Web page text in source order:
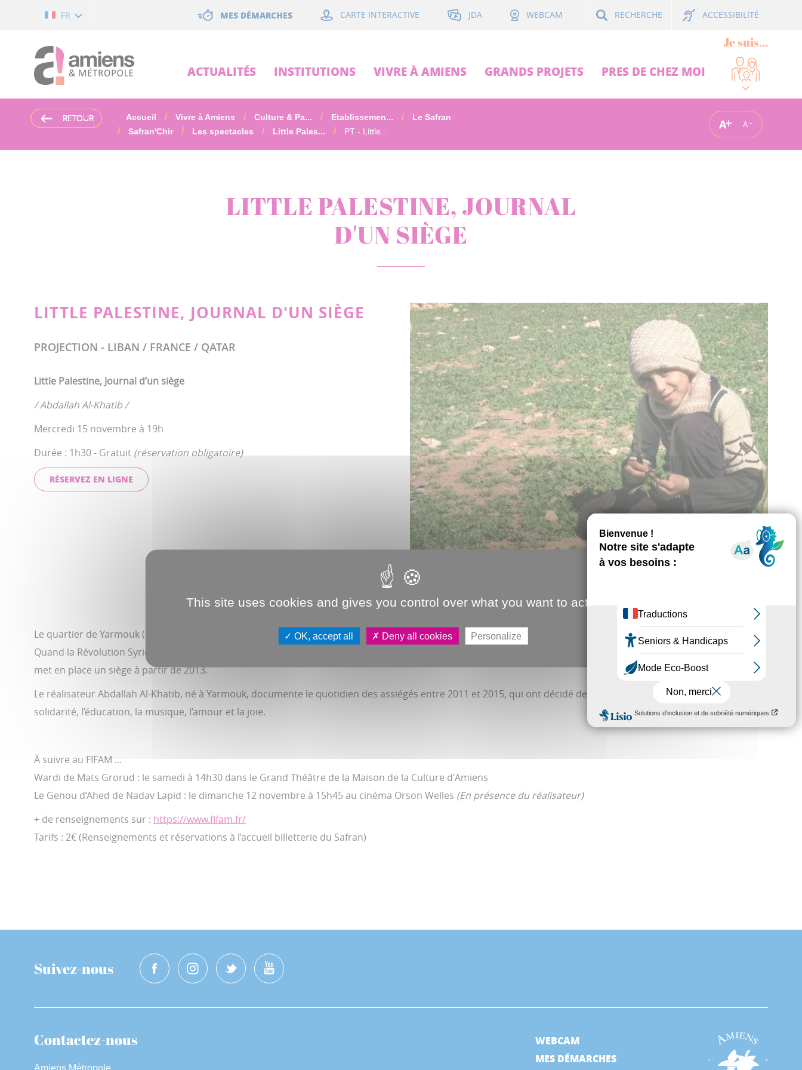
FR MES DÉMARCHES CARTE INTERACTIVE JDA WEBCAM RECHERCHE ACCESSIBILITÉ
ACTUALITÉS INSTITUTIONS VIVRE À AMIENS GRANDS PROJETS PRES DE CHEZ MOI
Je suis...
RETOUR
RETOUR
RETOUR
RETOUR
RETOUR
RETOUR
RETOUR Accueil Vivre à Amiens Culture & Pa... Etablissemen...
Le Safran
Safran'Chir
Les spectacles Little Pales... PT - Little... A A
LITTLE PALESTINE, JOURNAL
D'UN SIÈGE
LITTLE PALESTINE, JOURNAL D'UN SIÈGE
PROJECTION - LIBAN / FRANCE / QATAR
Little Palestine, Journal d’un siège
/ Abdallah Al-Khatib /
Mercredi 15 novembre à 19h
Durée : 1h30 - Gratuit (réservation obligatoire)
RÉSERVEZ EN LIGNE
Le quartier de Yarmouk (Damas, Syrie) a abrité le plus grand camp de réfugiés palestiniens au monde de 1957 à 2018.
Quand la Révolution Syrienne éclate, le régime de Bachar Al-Assad voit Yarmouk comme un refuge de rebelles et un noyau de résistance. Il encercle le quartier et
met en place un siège à partir de 2013.
Le réalisateur Abdallah Al-Khatib, né à Yarmouk, documente le quotidien des assiégés entre 2011 et 2015, qui ont décidé de faire face à cet enfer en recourant à la
solidarité, l’éducation, la musique, l’amour et la joie.
À suivre au FIFAM ...
Wardi de Mats Grorud : le samedi à 14h30 dans le Grand Théâtre de la Maison de la Culture d'Amiens
Le Genou d’Ahed de Nadav Lapid : le dimanche 12 novembre à 15h45 au cinéma Orson Welles (En présence du réalisateur)
+ de renseignements sur : https://www.fifam.fr/
Tarifs : 2€ (Renseignements et réservations à l’accueil billetterie du Safran)
Suivez-nous
Contactez-nous
Amiens Métropole
WEBCAM
MES DÉMARCHES
This site uses cookies and gives you control over what you want to activate
OK, accept all Deny all cookies Personalize